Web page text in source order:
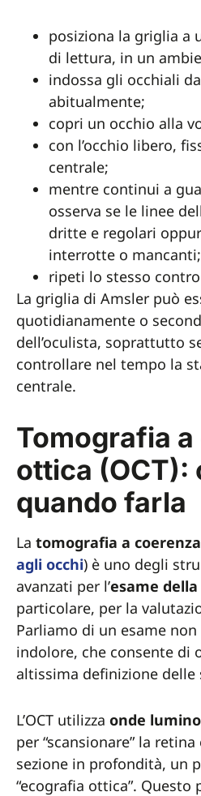
posiziona la griglia a
di lettura, in un
indossa gli occhiali
abitualmente;
copri un occhio alla
con l’occhio libero,
centrale;
mentre continui a
osserva se le linee
dritte e regolari
interrotte o mancanti;
ripeti lo stesso
La griglia di Amsler può
quotidianamente o
dell’oculista, soprattutto
controllare nel tempo la
centrale.
Tomografia
ottica (OCT):
quando farla
La tomografia a
agli occhi) è uno degli
avanzati per l’esame
particolare, per la
Parliamo di un esame
indolore, che consente di
altissima definizione
L’OCT utilizza onde
per “scansionare” la
sezione in profondità, un
“ecografia ottica”. Questo